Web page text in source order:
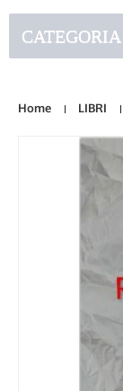
CATEGORIA
Home LIBRI